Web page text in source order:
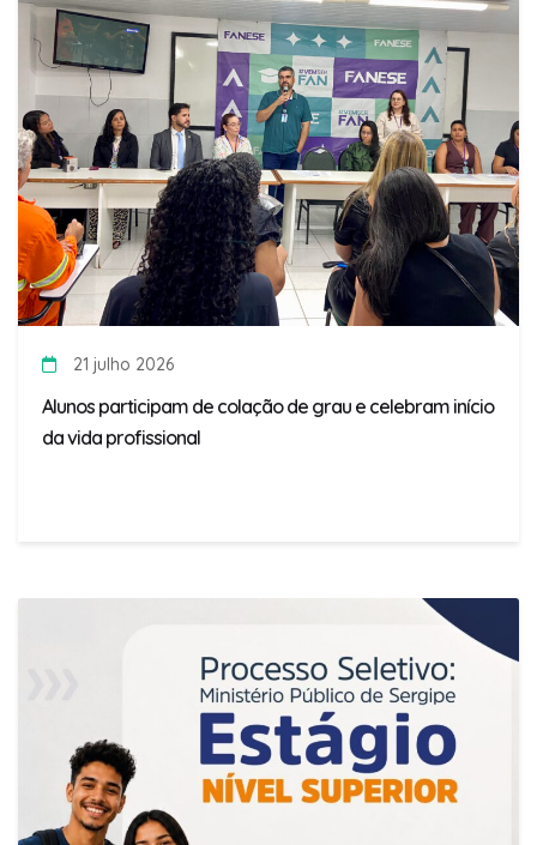
21 julho 2026
Alunos participam de colação de grau e celebram início
da vida profissional